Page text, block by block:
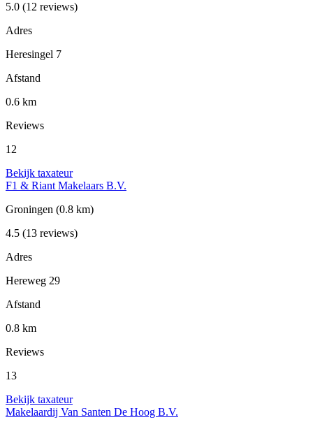
5.0 (12 reviews)
Adres
Heresingel 7
Afstand
0.6 km
Reviews
12
Bekijk taxateur
F1 & Riant Makelaars B.V.
Groningen (0.8 km)
4.5 (13 reviews)
Adres
Hereweg 29
Afstand
0.8 km
Reviews
13
Bekijk taxateur
Makelaardij Van Santen De Hoog B.V.